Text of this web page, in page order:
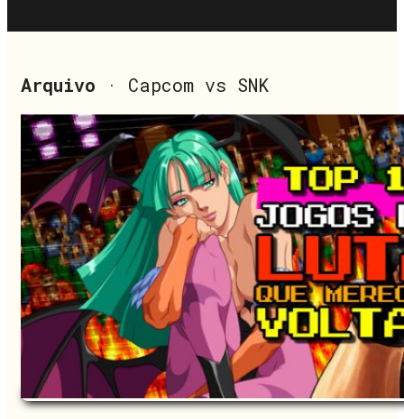
Arquivo · Capcom vs SNK